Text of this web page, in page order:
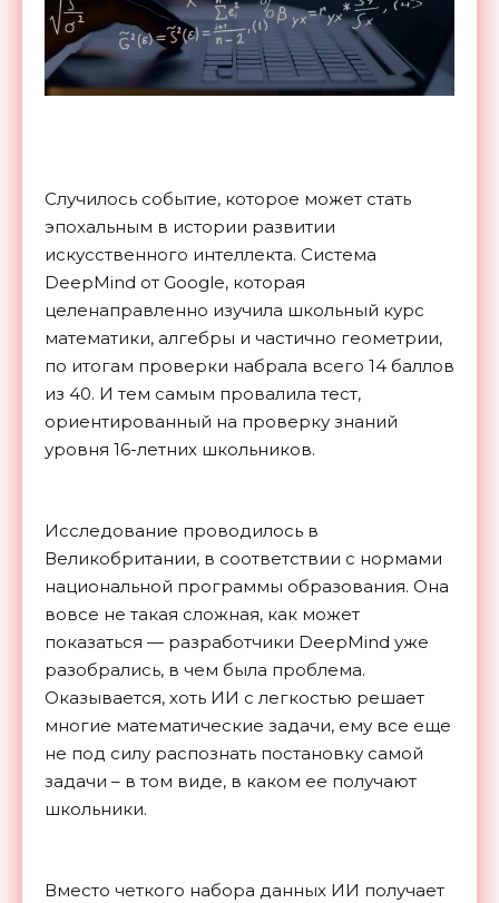
Случилось событие, которое может стать
эпохальным в истории развитии
искусственного интеллекта. Система
DeepMind от Google, которая
целенаправленно изучила школьный курс
математики, алгебры и частично геометрии,
по итогам проверки набрала всего 14 баллов
из 40. И тем самым провалила тест,
ориентированный на проверку знаний
уровня 16-летних школьников.
Исследование проводилось в
Великобритании, в соответствии с нормами
национальной программы образования. Она
вовсе не такая сложная, как может
показаться — разработчики DeepMind уже
разобрались, в чем была проблема.
Оказывается, хоть ИИ с легкостью решает
многие математические задачи, ему все еще
не под силу распознать постановку самой
задачи – в том виде, в каком ее получают
школьники.
Вместо четкого набора данных ИИ получает